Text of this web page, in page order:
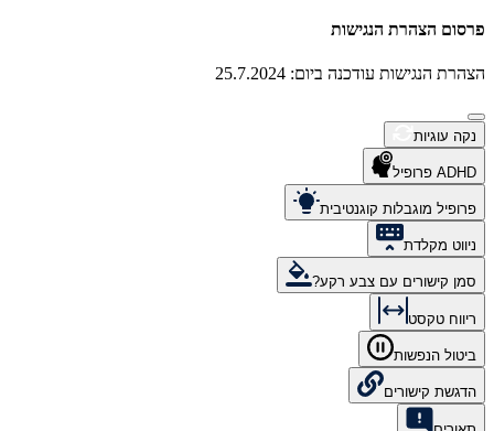
פרסום הצהרת הנגישות
הצהרת הנגישות עודכנה ביום: 25.7.2024
נקה עוגיות
ADHD פרופיל
פרופיל מוגבלות קוגנטיבית
ניווט מקלדת
סמן קישורים עם צבע רקע?
ריווח טקסט
ביטול הנפשות
הדגשת קישורים